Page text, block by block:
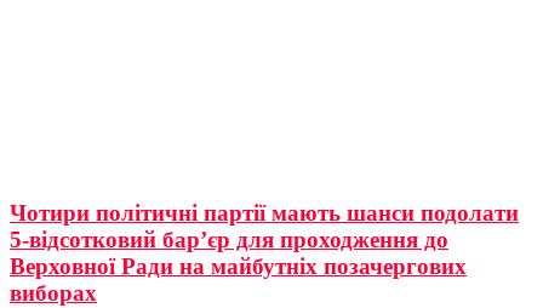
Чотири політичні партії мають шанси подолати
5-відсотковий бар’єр для проходження до
Верховної Ради на майбутніх позачергових
виборах